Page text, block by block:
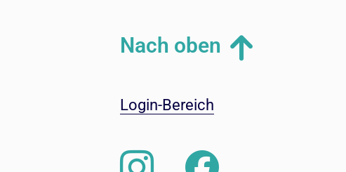
Nach oben
Login-Bereich